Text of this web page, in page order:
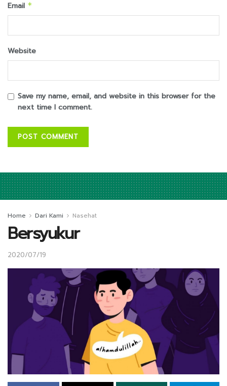
Email *
Website
Save my name, email, and website in this browser for the
next time I comment.
Home Dari Kami Nasehat
Bersyukur
2020/07/19